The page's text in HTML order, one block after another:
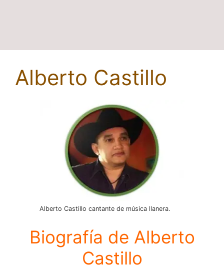
Alberto Castillo
Alberto Castillo cantante de música llanera.
Biografía de Alberto
Castillo